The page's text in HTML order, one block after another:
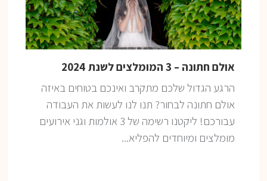
אולם חתונה – 3 המומלצים לשנת 2024
הרגע הגדול שלכם מתקרב ואינכם בטוחים באיזה
אולם חתונה לבחור? תנו לנו לעשות את העבודה
עבורכם! ליקטנו רשימה של 3 אולמות וגני אירועים
מומלצים ומיוחדים להפליא...